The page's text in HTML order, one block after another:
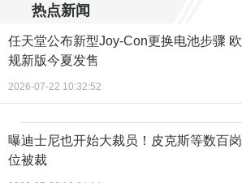
热点新闻
任天堂公布新型Joy-Con更换电池步骤 欧
规新版今夏发售
2026-07-22 10:32:52
曝迪士尼也开始大裁员！皮克斯等数百岗
位被裁